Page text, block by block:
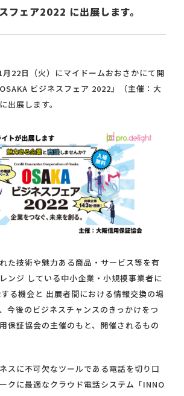
フェア2022 に出展します。
22日（火）にマイドームおおさかにて開
ビジネスフェア 2022』（主催：大
出展します。
た技術や魅力ある商品・サービス等を有
ンジ している中小企業・小規模事業者に
る機会と 出展者間における情報交換の場
今後のビジネスチャンスのきっかけをつ
保証協会の主催のもと、開催されるもの
スに不可欠なツールである電話を切り口
クに最適なクラウド電話システム「INNO